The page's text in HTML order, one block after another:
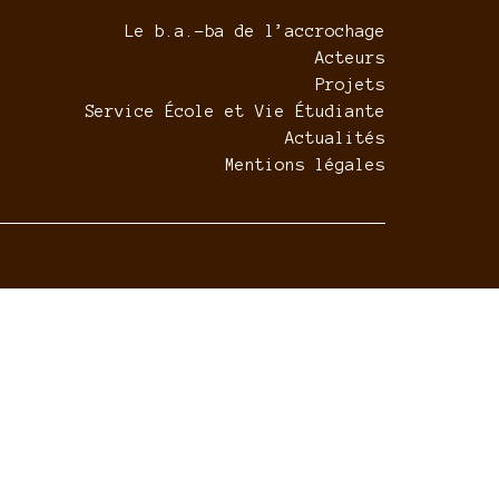
Le b.a.-ba de l’accrochage
Acteurs
Projets
Service École et Vie Étudiante
Actualités
Mentions légales